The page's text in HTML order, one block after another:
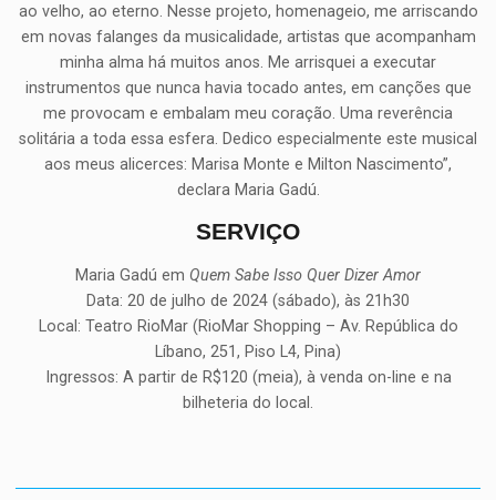
ao velho, ao eterno. Nesse projeto, homenageio, me arriscando
em novas falanges da musicalidade, artistas que acompanham
minha alma há muitos anos. Me arrisquei a executar
instrumentos que nunca havia tocado antes, em canções que
me provocam e embalam meu coração. Uma reverência
solitária a toda essa esfera. Dedico especialmente este musical
aos meus alicerces: Marisa Monte e Milton Nascimento”,
declara Maria Gadú.
SERVIÇO
Maria Gadú em Quem Sabe Isso Quer Dizer Amor
Data: 20 de julho de 2024 (sábado), às 21h30
Local: Teatro RioMar (RioMar Shopping – Av. República do
Líbano, 251, Piso L4, Pina)
Ingressos: A partir de R$120 (meia), à venda on-line e na
bilheteria do local.